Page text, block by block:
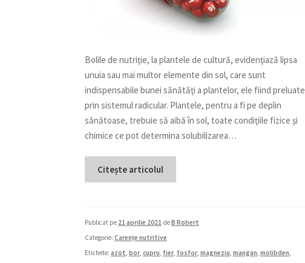
Bolile de nutriţie, la plantele de cultură, evidenţiază lipsa
unuia sau mai multor elemente din sol, care sunt
indispensabile bunei sănătăţi a plantelor, ele fiind preluate
prin sistemul radicular. Plantele, pentru a fi pe deplin
sănătoase, trebuie să aibă în sol, toate condiţiile fizice şi
chimice ce pot determina solubilizarea…
Citește articolul
Publicat pe 21 aprilie 2021 deB Robert
Categorie:Carențe nutritive
Etichete:azot,bor,cupru, fier, fosfor,magneziu,mangan,molibden,